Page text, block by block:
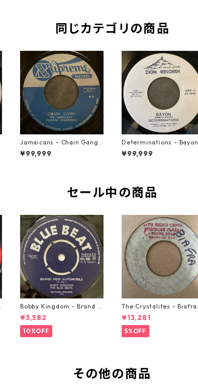
同じカテゴリの商品
Jamaicans - Chain Gang
【7-21911】
¥99,999
Determinations - Bayon
【7-21865】
¥99,999
セール中の商品
Bobby Kingdom - Brand N
ew Automobile【7-2088
9】
¥3,582
10%OFF
The Crystalites - Biafra
【7-21293】
¥13,281
5%OFF
その他の商品